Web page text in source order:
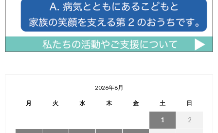
2026年8月
月 火 水 木 金 土 日
1 2